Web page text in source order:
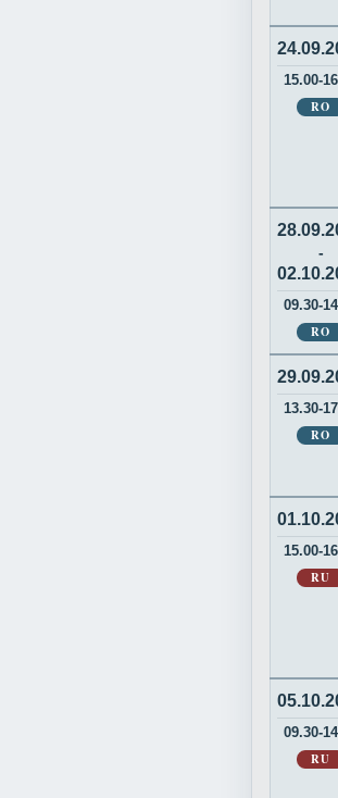
15.00-
RO
-
09.30-
RO
13.30-
RO
15.00-
RU
09.30-
RU